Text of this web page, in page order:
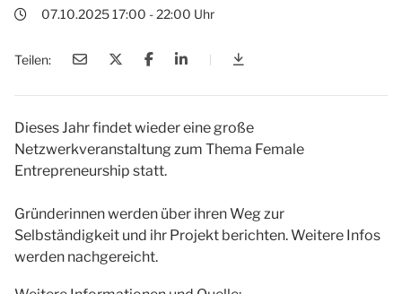
07.10.2025 17:00 - 22:00 Uhr
Teilen:
Female Founders Event
Dieses Jahr findet wieder eine große
Netzwerkveranstaltung zum Thema Female
Entrepreneurship statt.
Gründerinnen werden über ihren Weg zur
Selbständigkeit und ihr Projekt berichten. Weitere Infos
werden nachgereicht.